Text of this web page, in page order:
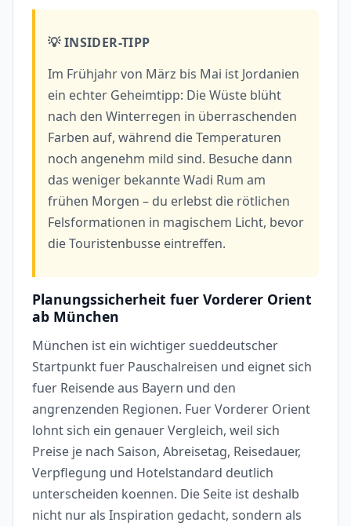
💡 INSIDER-TIPP
Im Frühjahr von März bis Mai ist Jordanien
ein echter Geheimtipp: Die Wüste blüht
nach den Winterregen in überraschenden
Farben auf, während die Temperaturen
noch angenehm mild sind. Besuche dann
das weniger bekannte Wadi Rum am
frühen Morgen – du erlebst die rötlichen
Felsformationen in magischem Licht, bevor
die Touristenbusse eintreffen.
Planungssicherheit fuer Vorderer Orient
ab München
München ist ein wichtiger sueddeutscher
Startpunkt fuer Pauschalreisen und eignet sich
fuer Reisende aus Bayern und den
angrenzenden Regionen. Fuer Vorderer Orient
lohnt sich ein genauer Vergleich, weil sich
Preise je nach Saison, Abreisetag, Reisedauer,
Verpflegung und Hotelstandard deutlich
unterscheiden koennen. Die Seite ist deshalb
nicht nur als Inspiration gedacht, sondern als